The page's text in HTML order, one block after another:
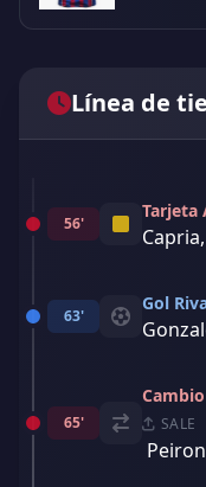
Línea de
56'
Tarjeta
63'
Gol
65'
Cambio
SALE